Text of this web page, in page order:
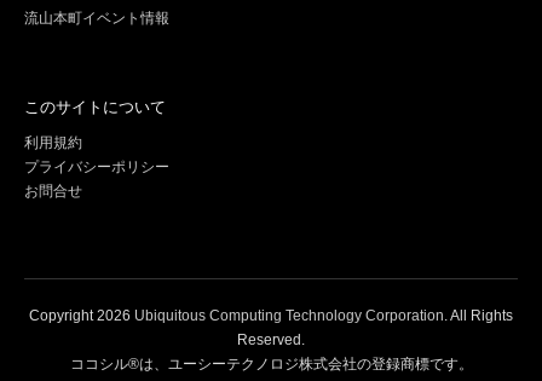
流山本町イベント情報
このサイトについて
利用規約
プライバシーポリシー
お問合せ
Copyright2026 Ubiquitous Computing Technology Corporation . All Rights
Reserved.
ココシル®は、ユーシーテクノロジ株式会社の登録商標です。